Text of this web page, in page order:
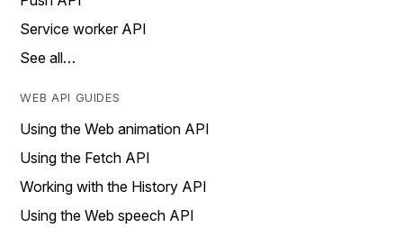
Service worker API
See all…
WEB API GUIDES
Using the Web animation API
Using the Fetch API
Working with the History API
Using the Web speech API